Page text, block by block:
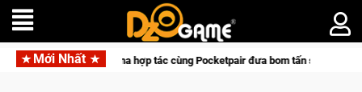
Mới Nhất
Garena hợp tác cùng Pocketpair đưa bom tấn săn thú sinh tồn lên